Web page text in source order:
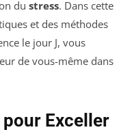
du stress. Dans cette
et des méthodes
le jour J, vous
de vous-même dans
Exceller